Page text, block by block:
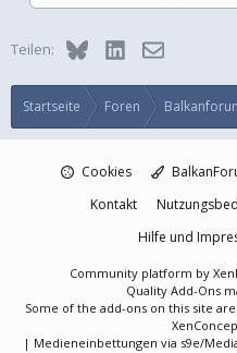
Teilen: BlueskyLinkedInE-Mail
Startseite Foren
Cookies
Kontakt
Hilfe und
Community platform by
Quality Add-Ons
Some of the add-ons on this site
| Medieneinbettungen via s9e/